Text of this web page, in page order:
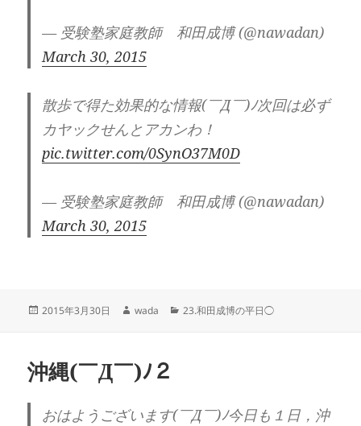
— 受験塾家庭教師 和田成博 (@nawadan)
March 30, 2015
散歩で得た効果的な情報(￣Д￣)ﾉ次回は必ず
カヤックせんとアカンわ！
pic.twitter.com/0SynO37M0D
— 受験塾家庭教師 和田成博 (@nawadan)
March 30, 2015
投
2015年3月30日
作
wada
カ
23.和田成博の平日◯
沖縄(￣Д￣)ﾉ２
おはようございます(￣Д￣)ﾉ今日も１日，沖